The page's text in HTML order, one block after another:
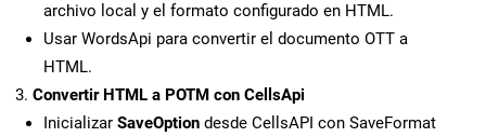
archivo local y el formato configurado en HTML.
Usar WordsApi para convertir el documento OTT a
HTML.
Convertir HTML a POTM con CellsApi
Inicializar SaveOption desde CellsAPI con SaveFormat